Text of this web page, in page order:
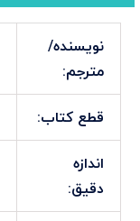
نویسنده/
مترجم:
قطع کتاب:
اندازه
دقیق: